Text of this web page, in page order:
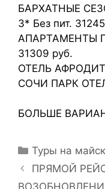
БАРХАТНЫЕ
3* Без пит.
АПАРТАМЕНТЫ
31309 руб.
ОТЕЛЬ
СОЧИ ПАРК
БОЛЬШЕ
Туры на
ПРЯМОЙ